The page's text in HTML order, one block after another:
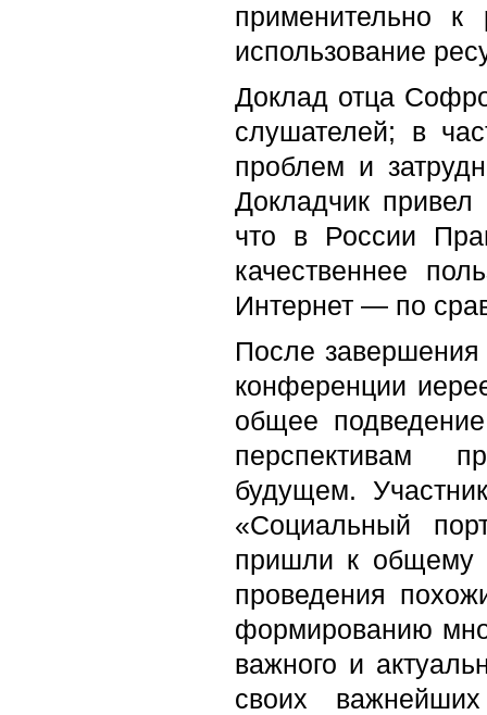
применительно к
использование
Доклад отца
слушателей; в
проблем и
Докладчик привел
что в России
качественнее
Интернет — по
После
конференции
общее
перспективам
будущем.
«Социальный
пришли к общему
проведения
формированию
важного и
своих